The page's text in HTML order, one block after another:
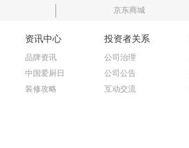
京东商城
资讯中心
品牌资讯
中国爱厨日
装修攻略
投资者关系
公司治理
公司公告
互动交流